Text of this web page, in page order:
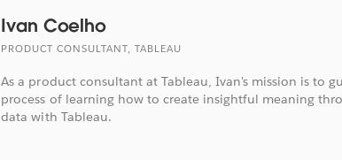
Ivan Coelho
PRODUCT CONSULTANT, TABLEAU
As a product consultant at Tableau, Ivan's mission is to
process of learning how to create insightful meaning
data with Tableau.